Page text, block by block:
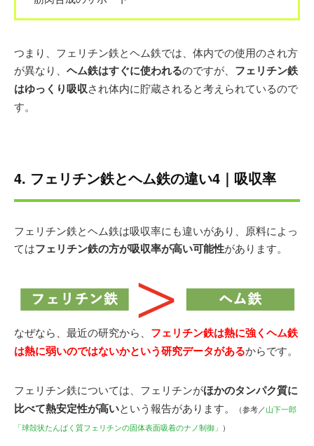
つまり、フェリチン鉄とヘム鉄では、体内での使用のされ方
が異なり、 ヘム鉄はすぐに使われるのですが、 フェリチン鉄
はゆっくり吸収され体内に貯蔵されると考えられているので
す。
4. フェリチン鉄とヘム鉄の違い4｜吸収率
フェリチン鉄とヘム鉄は吸収率にも違いがあり、原料によっ
てはフェリチン鉄の方が吸収率が高い可能性があります。
なぜなら、最近の研究から、 フェリチン鉄は熱に強くヘム鉄
は熱に弱いのではないかという研究データがあるからです。
フェリチン鉄については、フェリチンがほかのタンパク質に
比べて熱安定性が高いという報告があります。 （参考／山下一郎
「球殻状たんぱく質フェリチンの固体表面吸着のナノ制御」 ）